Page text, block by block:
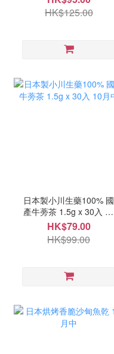
HK$125.00
日本製小川生藥100% 國
產牛蒡茶 1.5g x 30入 10
月中
HK$79.00
HK$99.00